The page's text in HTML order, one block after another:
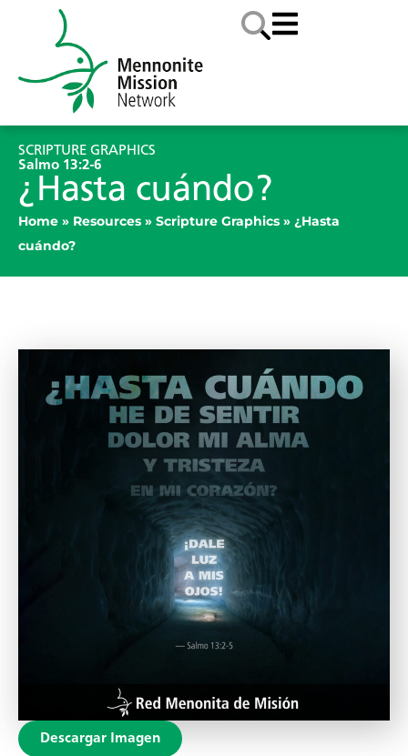
SCRIPTURE GRAPHICS
Salmo 13:2-6
¿Hasta cuándo?
Home » Resources » Scripture Graphics » ¿Hasta
cuándo?
Descargar Imagen